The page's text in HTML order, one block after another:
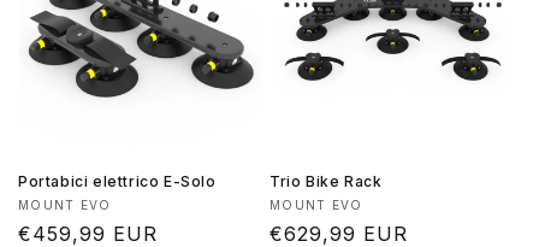
Portabici elettrico E-Solo
Produttore:
MOUNT EVO
Prezzo
€459,99 EUR
Trio Bike Rack
Produttore:
MOUNT EVO
Prezzo
€629,99 EUR